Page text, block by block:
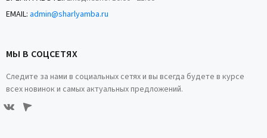
EMAIL: admin@sharlyamba.ru
МЫ В СОЦСЕТЯХ
Следите за нами в социальных сетях и вы всегда будете в курсе
всех новинок и самых актуальных предложений.